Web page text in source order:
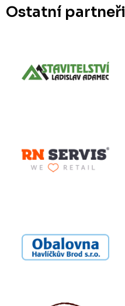
Ostatní partneři